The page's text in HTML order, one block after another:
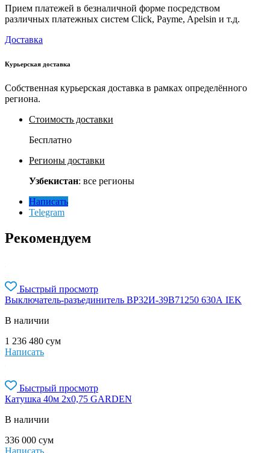
Прием платежей в безналичной форме посредством
различных платежных систем Click, Payme, Apelsin и т.д.
Доставка
Курьерская доставка
Собственная курьерская доставка в рамках определённого
региона.
Стоимость доставки
Бесплатно
Регионы доставки
Узбекистан: все регионы
Написать
Telegram
Рекомендуем
Быстрый просмотр
Выключатель-разъединитель ВР32И-39B71250 630А IEK
В наличии
1 236 480 сум
Написать
Быстрый просмотр
Катушка 40м 2х0,75 GARDEN
В наличии
336 000 сум
Написать